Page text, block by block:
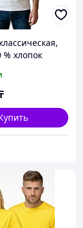
% хлопок